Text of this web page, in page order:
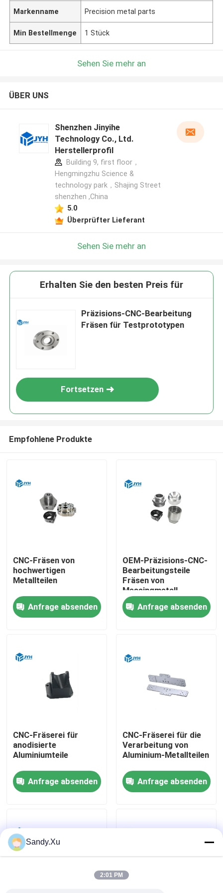
Haus
Über uns
Fabrik-Ausflug
Treten Sie mit uns in Verbindung
Fälle
Markenname Precision metal parts
Min Bestellmenge 1 Stück
Sehen Sie mehr an
ÜBER UNS
Shenzhen Jinyihe
Technology Co., Ltd.
Herstellerprofil
Building 9, first floor，
Hengmingzhu Science &
technology park，Shajing Street
shenzhen ,China
5.0
Überprüfter Lieferant
Sehen Sie mehr an
Erhalten Sie den besten Preis für
Präzisions-CNC-Bearbeitung
Fräsen für Testprototypen
Fortsetzen
Empfohlene Produkte
CNC-Fräsen von
hochwertigen
Metallteilen
Anfrage absenden
OEM-Präzisions-CNC-
Bearbeitungsteile
Fräsen von
Messingmetall
Anfrage absenden
CNC-Fräserei für
anodisierte
Aluminiumteile
Anfrage absenden
CNC-Fräserei für die
Verarbeitung von
Aluminium-Metallteilen
Anfrage absenden
Sandy.Xu
2:01 PM